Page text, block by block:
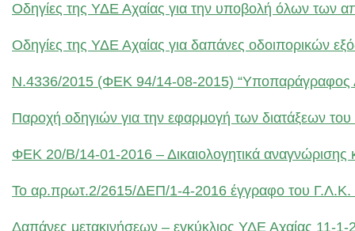
Οδηγίες της ΥΔΕ Αχαίας για την υποβολή όλων των
Οδηγίες της ΥΔΕ Αχαίας για δαπάνες οδοιπορικών
Ν.4336/2015 (ΦΕΚ 94/14-08-2015)
Παροχή οδηγιών για την εφαρμογή των διατάξεων
ΦΕΚ 20/Β/14-01-2016 – Δικαιολογητικά αναγνώρισης
Το αρ.πρωτ.2/2615/ΔΕΠ/1-4-2016 έγγραφο του
Δαπάνες μετακινήσεων – εγκύκλιος ΥΔΕ Αχαίας 11-1-